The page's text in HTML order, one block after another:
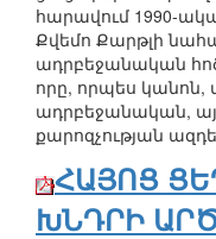
հարավում 1990-
Քվեմո Քարթլի
ադրբեջանական
որը, որպես կանոն,
ադրբեջանական,
քարոզչության
ՀԱՅՈՑ
ԽՆԴՐԻ